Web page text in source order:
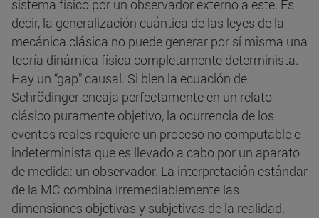
sistema físico por un observador externo a este. Es
decir, la generalización cuántica de las leyes de la
mecánica clásica no puede generar por sí misma una
teoría dinámica física completamente determinista.
Hay un “gap” causal. Si bien la ecuación de
Schrödinger encaja perfectamente en un relato
clásico puramente objetivo, la ocurrencia de los
eventos reales requiere un proceso no computable e
indeterminista que es llevado a cabo por un aparato
de medida: un observador. La interpretación estándar
de la MC combina irremediablemente las
dimensiones objetivas y subjetivas de la realidad.